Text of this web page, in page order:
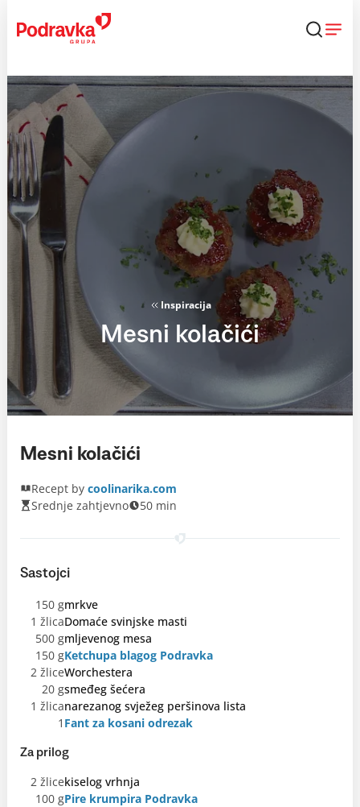
content
Inspiracija
Mesni kolačići
Mesni kolačići
Recept by coolinarika.com
Srednje zahtjevno
50 min
Sastojci
150 gmrkve
1 žlicaDomaće svinjske masti
500 gmljevenog mesa
150 gKetchupa blagog Podravka
2 žliceWorchestera
20 gsmeđeg šećera
1 žlicanarezanog svježeg peršinova lista
1 Fant za kosani odrezak
Za prilog
2 žlicekiselog vrhnja
100 gPire krumpira Podravka